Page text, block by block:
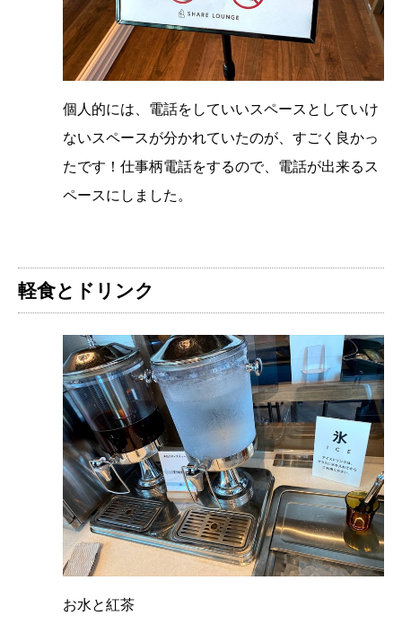
個人的には、電話をしていいスペースとしていけ
ないスペースが分かれていたのが、すごく良かっ
たです！仕事柄電話をするので、電話が出来るス
ペースにしました。
軽食とドリンク
お水と紅茶